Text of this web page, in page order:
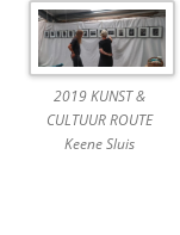
2019 KUNST &
CULTUUR ROUTE
Keene Sluis